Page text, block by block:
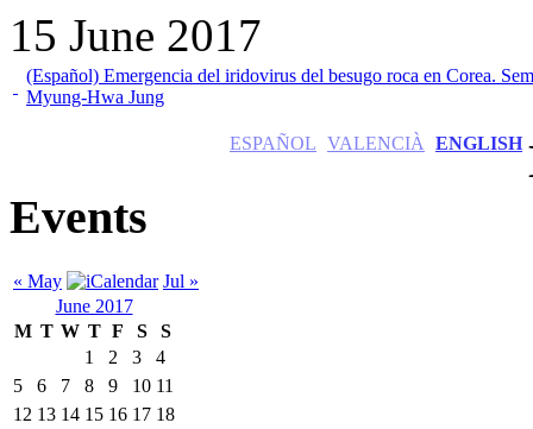
15 June 2017
(Español) Emergencia del iridovirus del besugo roca en Corea.
Myung-Hwa Jung
ESPAÑOL VALENCIÀ ENGLISH
Events
« May
Jul »
June 2017
M T W T F S
S
1
2 3
4
5
6 7 8 9 10 11
12 13 14 15 16 17 18